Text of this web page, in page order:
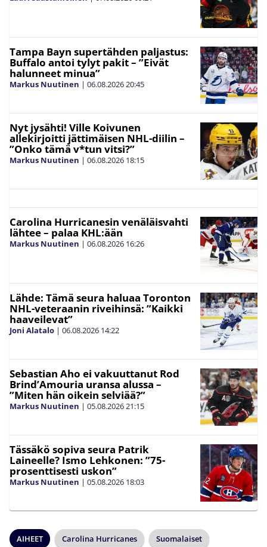
Tampa Bayn supertähden paljastus:
Buffalo antoi tylyt pakit – ”Eivät
halunneet minua”
Markus Nuutinen | 06.08.202620:45
Nyt jysähti! Ville Koivunen
allekirjoitti jättimäisen NHL-diilin –
”Onko tämä v*tun vitsi?”
Markus Nuutinen | 06.08.2026 18:15
Carolina Hurricanesin venäläisvahti
lähtee – palaa KHL:ään
Markus Nuutinen | 06.08.2026 16:26
Lähde: Tämä seura haluaa Toronton
NHL-veteraanin riveihinsä: ”Kaikki
haaveilevat”
Joni Alatalo | 06.08.2026 14:22
Sebastian Aho ei vakuuttanut Rod
Brind’Amouria uransa alussa –
”Miten hän oikein selviää?”
Markus Nuutinen | 05.08.202621:15
Tässäkö sopiva seura Patrik
Laineelle? Ismo Lehkonen: ”75-
prosenttisesti uskon”
Markus Nuutinen | 05.08.2026 18:03
AIHEET Carolina Hurricanes Suomalaiset